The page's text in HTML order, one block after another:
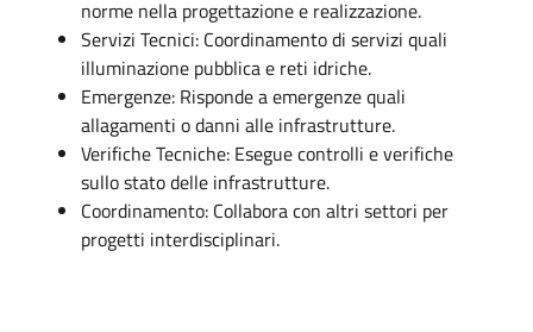
norme nella progettazione e realizzazione.
Servizi Tecnici: Coordinamento di servizi quali
illuminazione pubblica e reti idriche.
Emergenze: Risponde a emergenze quali
allagamenti o danni alle infrastrutture.
Verifiche Tecniche: Esegue controlli e verifiche
sullo stato delle infrastrutture.
Coordinamento: Collabora con altri settori per
progetti interdisciplinari.